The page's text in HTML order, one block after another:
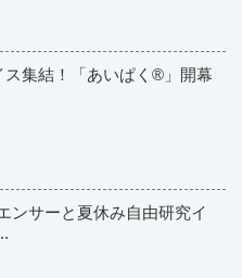
ス集結！「あいぱく®」開幕
ンサーと夏休み自由研究イ